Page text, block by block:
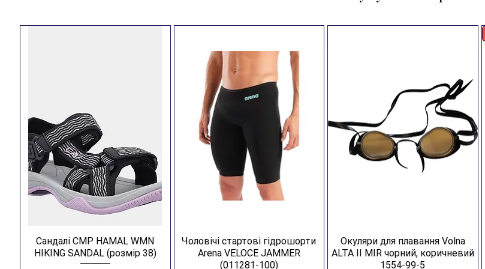
Сандалі CMP HAMAL WMN
HIKING SANDAL (розмір 38)
Чоловічі стартові гідрошорти
Arena VELOCE JAMMER
(011281-100)
Окуляри для плавання Volna
ALTA II MIR чорний, коричневий
1554-99-5